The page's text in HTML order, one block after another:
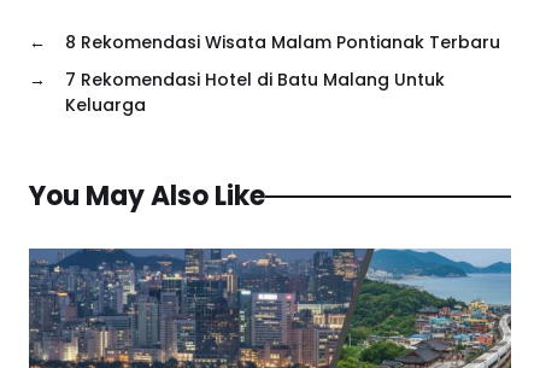
←
8 Rekomendasi Wisata Malam Pontianak Terbaru
→
7 Rekomendasi Hotel di Batu Malang Untuk
Keluarga
You May Also Like